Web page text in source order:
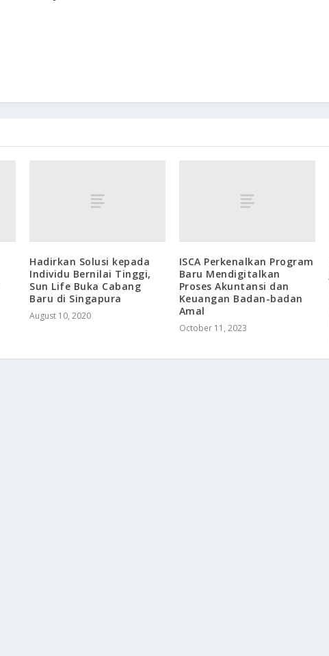
Hadirkan Solusi kepada
Individu Bernilai Tinggi,
Sun Life Buka Cabang
Baru di Singapura
August 10, 2020
ISCA Perkenalkan Program
Baru Mendigitalkan
Proses Akuntansi dan
Keuangan Badan-badan
Amal
October 11, 2023